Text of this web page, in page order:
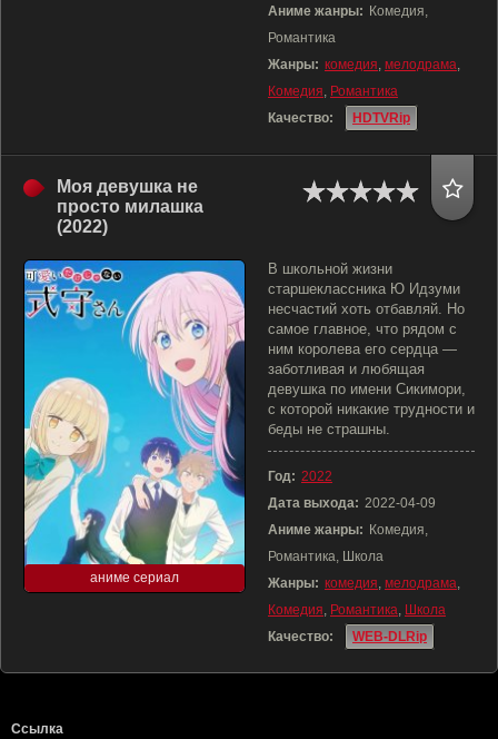
Аниме жанры: Комедия,
Романтика
Жанры: комедия, мелодрама,
Комедия, Романтика
Качество:
HDTVRip
Моя девушка не
просто милашка
(2022)
аниме сериал
В школьной жизни
старшеклассника Ю Идзуми
несчастий хоть отбавляй. Но
самое главное, что рядом с
ним королева его сердца —
заботливая и любящая
девушка по имени Сикимори,
с которой никакие трудности и
беды не страшны.
Год: 2022
Дата выхода: 2022-04-09
Аниме жанры: Комедия,
Романтика, Школа
Жанры: комедия, мелодрама,
Комедия, Романтика, Школа
Качество:
WEB-DLRip
Ссылка